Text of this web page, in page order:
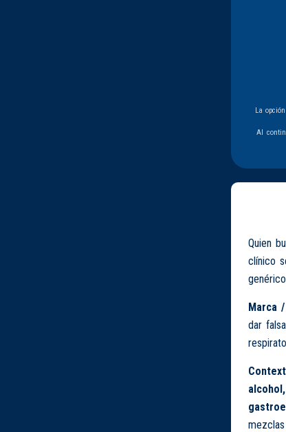
La
Al
Quien
clínico
Marca
dar